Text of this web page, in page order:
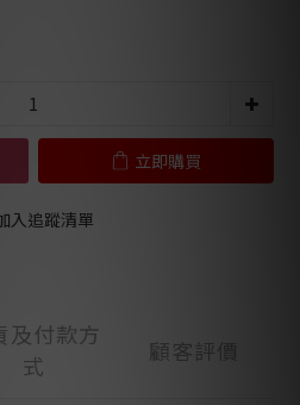
立即購買
入追蹤清單
及付款方
式
顧客評價